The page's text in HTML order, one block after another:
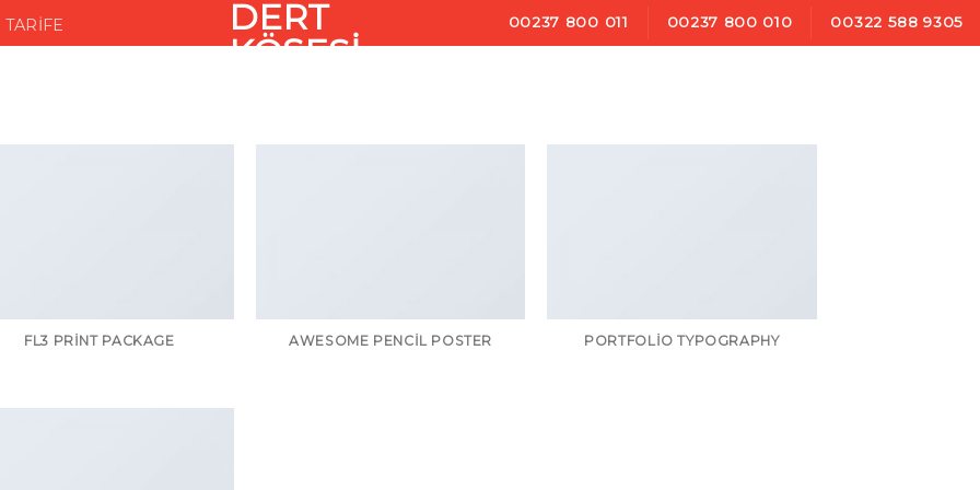
DERT
KÖŞESI
TARIFE 00237 800 011 00237 800 010 00322 588 9305
FL3 PRINT PACKAGE AWESOME PENCIL POSTER PORTFOLIO TYPOGRAPHY